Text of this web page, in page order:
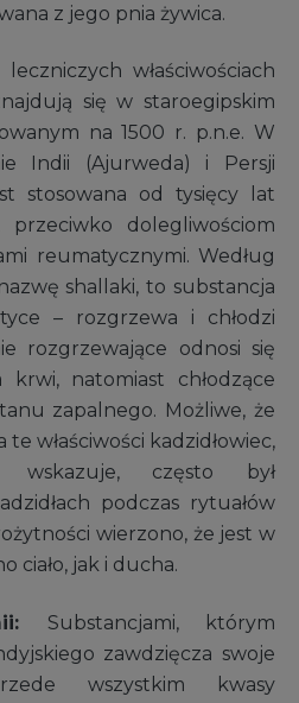
z jego pnia żywica.
właściwościach
się w staroegipskim
na 1500 r. p.n.e. W
Indii (Ajurweda) i Persji
stosowana od tysięcy lat
przeciwko dolegliwościom
reumatycznymi. Według
shallaki, to substancja
– rozgrzewa i chłodzi
rozgrzewające odnosi się
natomiast chłodzące
zapalnego. Możliwe, że
właściwości kadzidłowiec,
często był
podczas rytuałów
wierzono, że jest w
ciało, jak i ducha.
Substancjami, którym
zawdzięcza swoje
wszystkim kwasy